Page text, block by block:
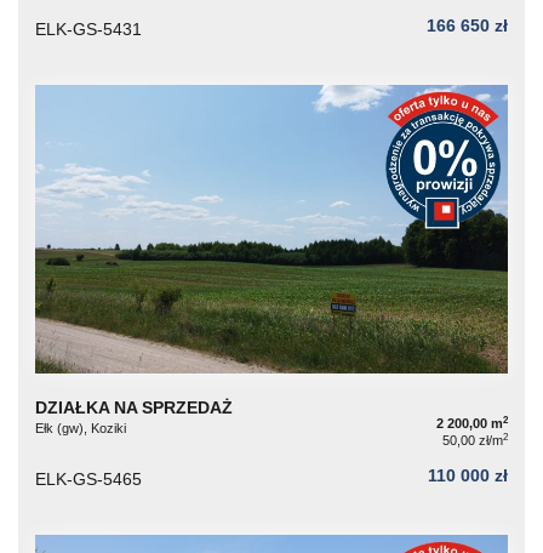
ELK-GS-5431 166 650 zł
DZIAŁKA NA SPRZEDAŻ
Ełk (gw), Koziki 2 200,00 m2
50,00 zł/m2
ELK-GS-5465 110 000 zł